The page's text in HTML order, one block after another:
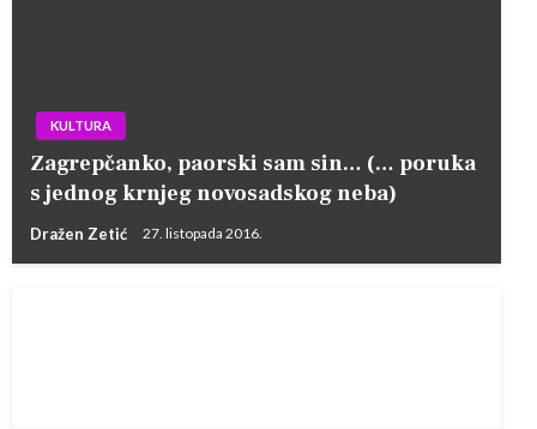
KULTURA
Zagrepčanko, paorski sam sin… (… poruka
s jednog krnjeg novosadskog neba)
Dražen Zetić 27. listopada 2016.